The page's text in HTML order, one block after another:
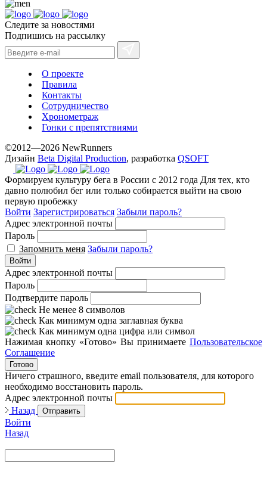
Следите за новостями
Подпишись на рассылку
О проекте
Правила
Контакты
Сотрудничество
Хронометраж
Гонки с препятствиями
©2012—2026 NewRunners
Дизайн Beta Digital Production, разработка QSOFT
Формируем культуру бега в России с 2012 года Для тех, кто
давно полюбил бег или только собирается выйти на свою
первую пробежку
Войти Зарегистрироваться Забыли пароль?
Адрес электронной почты
Пароль
Запомнить меня Забыли пароль?
Войти
Адрес электронной почты
Пароль
Подтвердите пароль
Не менее 8 символов
Как минимум одна заглавная буква
Как минимум одна цифра или символ
Нажимая кнопку «Готово» Вы принимаете Пользовательское
Соглашение
Готово
Ничего страшного, введите email пользователя, для которого
необходимо восстановить пароль.
Адрес электронной почты
Назад
Отправить
Войти
Назад